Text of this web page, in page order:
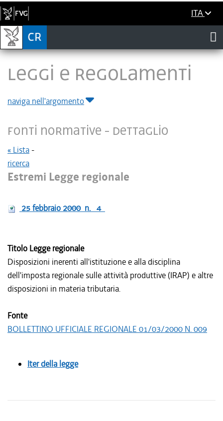
ITA
LEGGI E REGOLAMENTI
naviga nell'argomento
Fonti normative - Dettaglio
« Lista-
ricerca
Estremi Legge regionale
25 febbraio 2000n. 4
Titolo Legge regionale
Disposizioni inerenti all'istituzione e alla disciplina
dell'imposta regionale sulle attività produttive (IRAP) e altre
disposizioni in materia tributaria.
Fonte
BOLLETTINO UFFICIALE REGIONALE 01/03/2000 N. 009
Iter della legge